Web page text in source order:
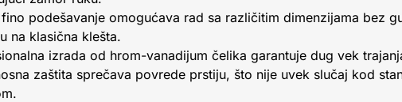
podešavanje omogućava rad sa različitim dimenzijama bez
na klasična klešta.
izrada od hrom-vanadijum čelika garantuje dug vek
zaštita sprečava povrede prstiju, što nije uvek slučaj kod